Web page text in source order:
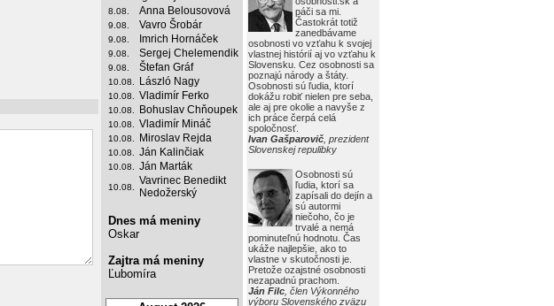
páči sa mi.
Častokrát totiž
zanedbávame
osobnosti vo vzťahu k svojej
vlastnej histórií aj vo vzťahu k
Slovensku. Cez osobnosti sa
poznajú národy a štáty.
Osobnosti sú ľudia, ktorí
dokážu robiť nielen pre seba,
ale aj pre okolie a navyše z
ich práce čerpá celá
spoločnosť.
Ivan Gašparovič , prezident
Slovenskej repulibky
Osobnosti sú
ľudia, ktorí sa
zapísali do dejín a
sú autormi
niečoho, čo je
trvalé a nemá
pominuteľnú hodnotu. Čas
ukáže najlepšie, ako to
vlastne v skutočnosti je.
Pretože ozajstné osobnosti
nezapadnú prachom.
Ján Filc , člen Výkonného
výboru Slovenského zväzu
8.08. Anna Belousovová
9.08. Vavro Šrobár
9.08. Imrich Hornáček
9.08. Sergej Chelemendik
9.08. Štefan Gráf
10.08. László Nagy
10.08. Vladimír Ferko
10.08. Bohuslav Chňoupek
10.08. Vladimír Mináč
10.08. Miroslav Rejda
10.08. Ján Kalinčiak
10.08. Ján Marták
10.08.
Vavrinec Benedikt
Nedožerský
Dnes má meniny
Oskar
Zajtra má meniny
Ľubomíra